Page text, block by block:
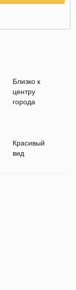
Близко к
центру
города
Красивый
вид